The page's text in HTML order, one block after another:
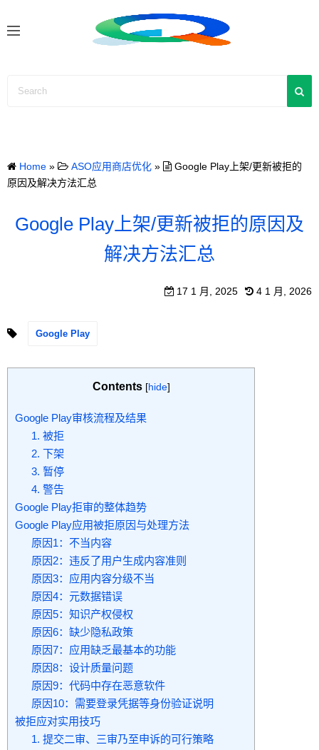
Home » ASO应用商店优化 »
Google Play上架/更新被拒的
原因及解决方法汇总
Google Play上架/更新被拒的原因及
解决方法汇总
17 1 月, 2025 4 1 月, 2026
Google Play
Contents [hide]
Google Play审核流程及结果
1. 被拒
2. 下架
3. 暂停
4. 警告
Google Play拒审的整体趋势
Google Play应用被拒原因与处理方法
原因1：不当内容
原因2：违反了用户生成内容准则
原因3：应用内容分级不当
原因4：元数据错误
原因5：知识产权侵权
原因6：缺少隐私政策
原因7：应用缺乏最基本的功能
原因8：设计质量问题
原因9：代码中存在恶意软件
原因10：需要登录凭据等身份验证说明
被拒应对实用技巧
1. 提交二审、三审乃至申诉的可行策略